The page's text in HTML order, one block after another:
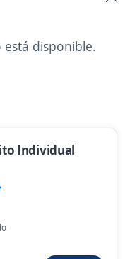
Paletizado,
está disponible.
Individual